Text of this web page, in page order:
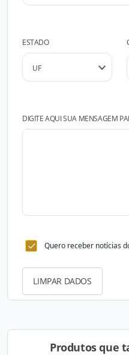
ESTADO
DIGITE AQUI SUA MENSAGEM
Quero receber notícias
LIMPAR DADOS
Produtos que